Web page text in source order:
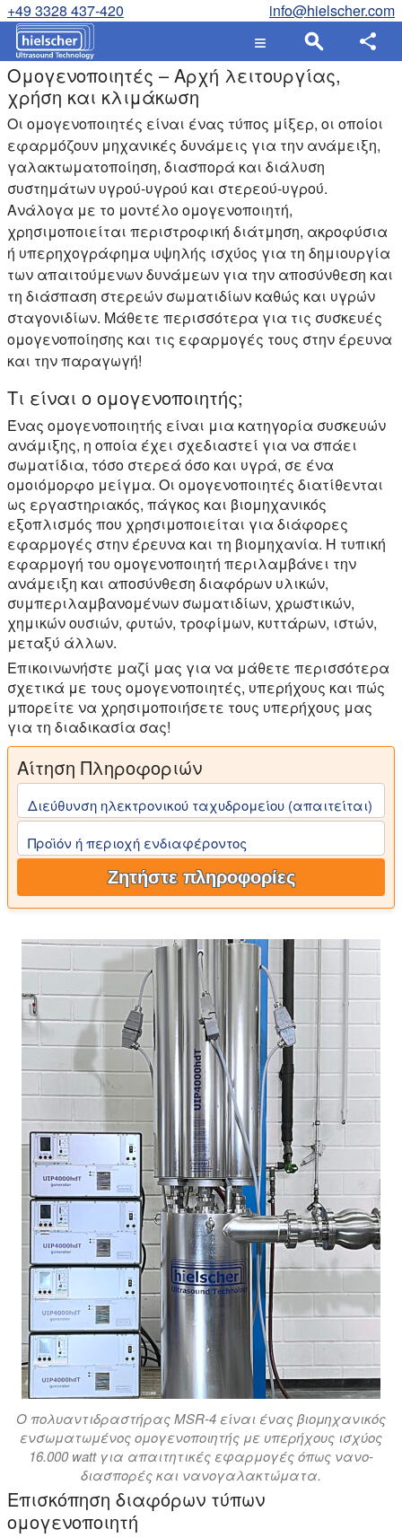
+49 3328 437-420 info@hielscher.com
Ομογενοποιητές – Αρχή λειτουργίας,
χρήση και κλιμάκωση
Οι ομογενοποιητές είναι ένας τύπος μίξερ, οι οποίοι
εφαρμόζουν μηχανικές δυνάμεις για την ανάμειξη,
γαλακτωματοποίηση, διασπορά και διάλυση
συστημάτων υγρού-υγρού και στερεού-υγρού.
Ανάλογα με το μοντέλο ομογενοποιητή,
χρησιμοποιείται περιστροφική διάτμηση, ακροφύσια
ή υπερηχογράφημα υψηλής ισχύος για τη δημιουργία
των απαιτούμενων δυνάμεων για την αποσύνθεση και
τη διάσπαση στερεών σωματιδίων καθώς και υγρών
σταγονιδίων. Μάθετε περισσότερα για τις συσκευές
ομογενοποίησης και τις εφαρμογές τους στην έρευνα
και την παραγωγή!
Τι είναι ο ομογενοποιητής;
Ένας ομογενοποιητής είναι μια κατηγορία συσκευών
ανάμιξης, η οποία έχει σχεδιαστεί για να σπάει
σωματίδια, τόσο στερεά όσο και υγρά, σε ένα
ομοιόμορφο μείγμα. Οι ομογενοποιητές διατίθενται
ως εργαστηριακός, πάγκος και βιομηχανικός
εξοπλισμός που χρησιμοποιείται για διάφορες
εφαρμογές στην έρευνα και τη βιομηχανία. Η τυπική
εφαρμογή του ομογενοποιητή περιλαμβάνει την
ανάμειξη και αποσύνθεση διαφόρων υλικών,
συμπεριλαμβανομένων σωματιδίων, χρωστικών,
χημικών ουσιών, φυτών, τροφίμων, κυττάρων, ιστών,
μεταξύ άλλων.
Επικοινωνήστε μαζί μας για να μάθετε περισσότερα
σχετικά με τους ομογενοποιητές, υπερήχους και πώς
μπορείτε να χρησιμοποιήσετε τους υπερήχους μας
για τη διαδικασία σας!
Αίτηση Πληροφοριών
Διεύθυνση ηλεκτρονικού ταχυδρομείου (απαιτείται)
Προϊόν ή περιοχή ενδιαφέροντος
Ζητήστε πληροφορίες
Ο πολυαντιδραστήρας MSR-4 είναι ένας βιομηχανικός
ενσωματωμένος ομογενοποιητής με υπερήχους ισχύος
16.000 watt για απαιτητικές εφαρμογές όπως νανο-
διασπορές και νανογαλακτώματα.
Επισκόπηση διαφόρων τύπων
ομογενοποιητή